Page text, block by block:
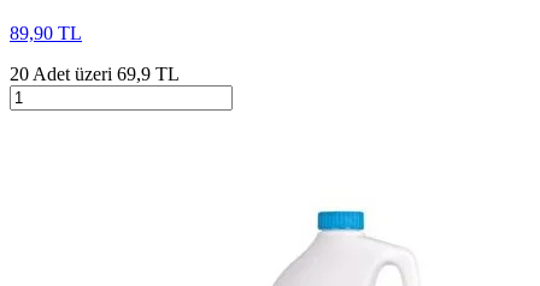
89,90 TL
20 Adet üzeri 69,9 TL